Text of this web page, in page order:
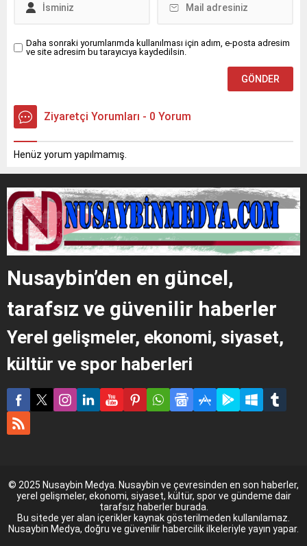
ekipleri, yangını çevreye
mahsur kalan...
Daha sonraki yorumlarımda kullanılması için adım, e-posta adresim
ve site adresim bu tarayıcıya kaydedilsin.
Ziyaretçi Yorumları - 0 Yorum
Henüz yorum yapılmamış.
Nusaybin’den en güncel,
tarafsız ve güvenilir haberler
Yerel gelişmeler, ekonomi, siyaset,
kültür ve spor haberleri
© 2025 Nusaybin Medya. Nusaybin ve çevresinden en son haberler,
yerel gelişmeler, ekonomi, siyaset, kültür, spor ve gündeme dair
tarafsız haberler burada.
Bu sitede yer alan içerikler kaynak gösterilmeden kullanılamaz.
Nusaybin Medya, doğru ve güvenilir habercilik ilkeleriyle yayın yapar.